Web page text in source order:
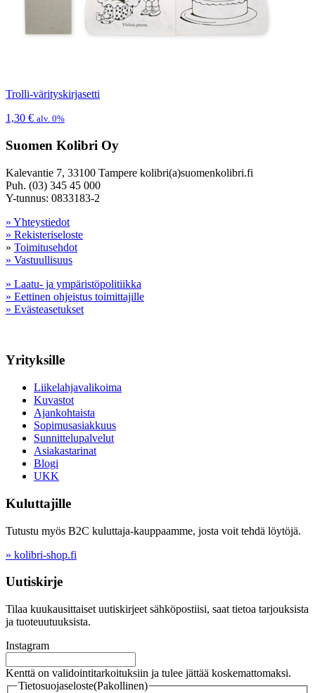
Trolli-värityskirjasetti
1,30 € alv. 0%
Suomen Kolibri Oy
Kalevantie 7, 33100 Tampere kolibri(a)suomenkolibri.fi
Puh. (03) 345 45 000
Y-tunnus: 0833183-2
» Yhteystiedot
» Rekisteriseloste
» Toimitusehdot
» Vastuullisuus
» Laatu- ja ympäristöpolitiikka
» Eettinen ohjeistus toimittajille
» Evästeasetukset
Yrityksille
Liikelahjavalikoima
Kuvastot
Ajankohtaista
Sopimusasiakkuus
Sunnittelupalvelut
Asiakastarinat
Blogi
UKK
Kuluttajille
Tutustu myös B2C kuluttaja-kauppaamme, josta voit tehdä löytöjä.
» kolibri-shop.fi
Uutiskirje
Tilaa kuukausittaiset uutiskirjeet sähköpostiisi, saat tietoa tarjouksista
ja tuoteuutuuksista.
Instagram
Kenttä on validointitarkoituksiin ja tulee jättää koskemattomaksi.
Tietosuojaseloste(Pakollinen)